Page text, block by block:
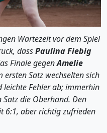
Wartezeit vor dem Spiel
dassPaulina Fiebig
Finale gegenAmelie
Satz wechselten sich
Fehler ab; immerhin
die Oberhand. Den
6:1, aber richtig zufrieden